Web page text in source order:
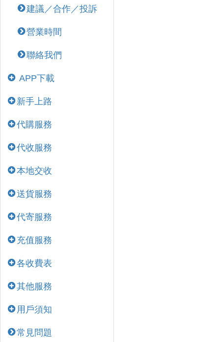
建議／合作／投訴
營業時間
聯絡我們
APP下載
新手上路
代購服務
代收服務
本地交收
送貨服務
代寄服務
充值服務
各收費表
其他服務
用戶須知
常見問題